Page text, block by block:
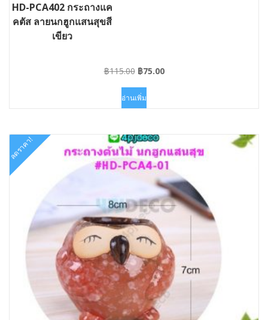
HD-PCA402 กระถางแค
คตัส ลายนกฮูกแสนสุขสี
เขียว
฿115.00 Original
was:
฿115.00.
฿75.00Current
อ่านเพิ่ม
ลดราคา!